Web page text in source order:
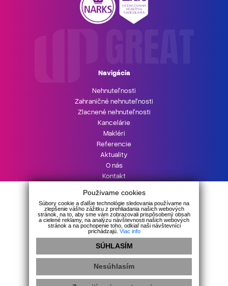
Používame cookies
Súbory cookie a ďalšie technológie sledovania používame na
zlepšenie vášho zážitku z prehliadania našich webových
stránok, na to, aby sme vám zobrazovali prispôsobený obsah
a cielené reklamy, na analýzu návštevnosti našich webových
stránok a na pochopenie toho, odkiaľ naši návštevníci
prichádzajú. Viac info
SÚHLASÍM
Nesúhlasím
Navigácia
Nehnuteľnosti
Zahraničné nehnuteľnosti
Zlacnené nehnuteľnosti
Kancelárie
Makléri
Referencie
Aktuality
O nás
Kontakt
Podnikajte s UPgreat
webdesign| webex.digital